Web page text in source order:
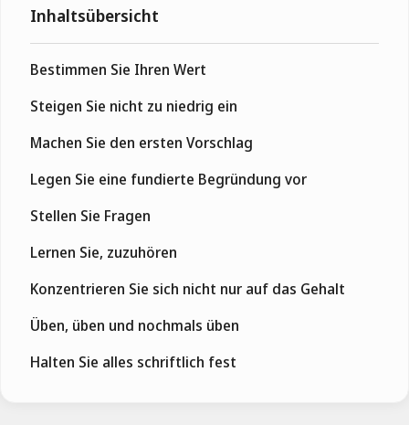
Inhaltsübersicht
Bestimmen Sie Ihren Wert
Steigen Sie nicht zu niedrig ein
Machen Sie den ersten Vorschlag
Legen Sie eine fundierte Begründung vor
Stellen Sie Fragen
Lernen Sie, zuzuhören
Konzentrieren Sie sich nicht nur auf das Gehalt
Üben, üben und nochmals üben
Halten Sie alles schriftlich fest